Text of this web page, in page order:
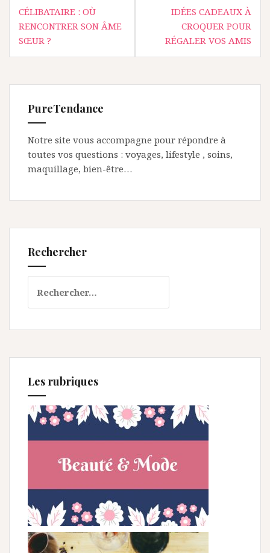
de
l’article
CÉLIBATAIRE : OÙ
RENCONTRER SON ÂME
SŒUR ?
IDÉES CADEAUX À
CROQUER POUR
RÉGALER VOS AMIS
PureTendance
Notre site vous accompagne pour répondre à
toutes vos questions : voyages, lifestyle , soins,
maquillage, bien-être…
Rechercher
Les rubriques